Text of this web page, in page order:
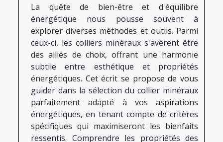
La quête de bien-être et d'équilibre
énergétique nous pousse souvent à
explorer diverses méthodes et outils. Parmi
ceux-ci, les colliers minéraux s'avèrent être
des alliés de choix, offrant une harmonie
subtile entre esthétique et propriétés
énergétiques. Cet écrit se propose de vous
guider dans la sélection du collier minéraux
parfaitement adapté à vos aspirations
énergétiques, en tenant compte de critères
spécifiques qui maximiseront les bienfaits
ressentis. Comprendre les propriétés des